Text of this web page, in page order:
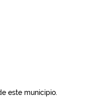
este municipio.